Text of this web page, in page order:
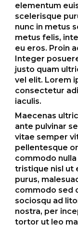
elementum
scelerisque
nunc in metus
metus felis,
eu eros. Proin
Integer
justo quam
vel elit. Lorem
consectetur
iaculis.
Maecenas
ante pulvinar
vitae semper
pellentesque
commodo
tristique nisl ut
purus,
commodo sed
sociosqu ad
nostra, per
tortor ut leo